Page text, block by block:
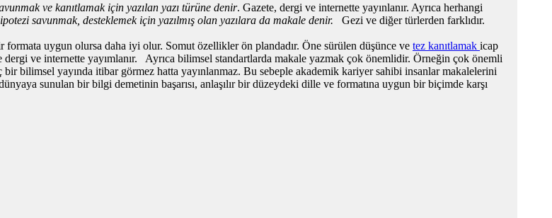
ve kanıtlamak için yazılan yazı türüne denir. Gazete, dergi ve internette yayınlanır. Ayrıca herhangi
savunmak, desteklemek için yazılmış olan yazılara da makale denir. Gezi ve diğer türlerden farklıdır.
formata uygun olursa daha iyi olur. Somut özellikler ön plandadır. Öne sürülen düşünce ve tez kanıtlamak icap
ve internette yayımlanır. Ayrıca bilimsel standartlarda makale yazmak çok önemlidir. Örneğin çok önemli
bilimsel yayında itibar görmez hatta yayınlanmaz. Bu sebeple akademik kariyer sahibi insanlar makalelerini
sunulan bir bilgi demetinin başarısı, anlaşılır bir düzeydeki dille ve formatına uygun bir biçimde karşı